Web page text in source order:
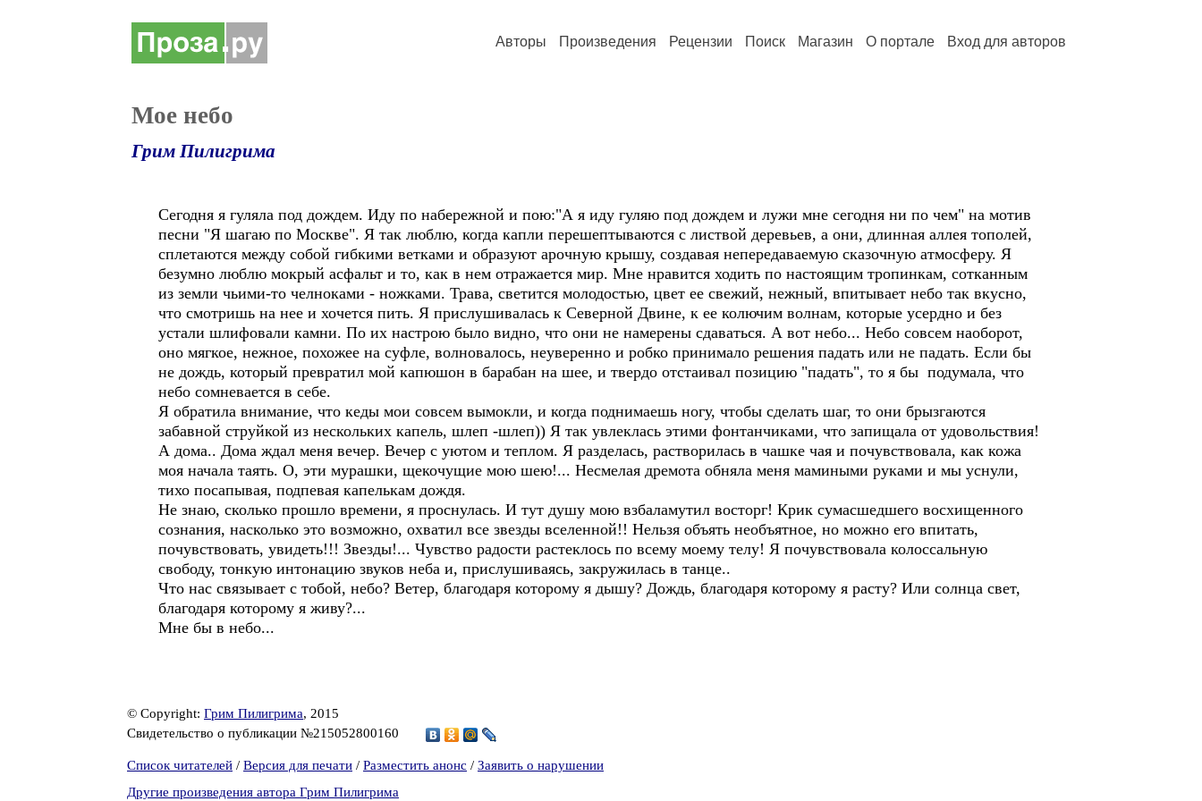
Авторы Произведения Рецензии Поиск Магазин О портале Вход для авторов
Мое небо
Грим Пилигрима
Сегодня я гуляла под дождем. Иду по набережной и пою:"А я иду гуляю под дождем и лужи мне сегодня ни по чем" на мотив
песни "Я шагаю по Москве". Я так люблю, когда капли перешептываются с листвой деревьев, а они, длинная аллея тополей,
сплетаются между собой гибкими ветками и образуют арочную крышу, создавая непередаваемую сказочную атмосферу. Я
безумно люблю мокрый асфальт и то, как в нем отражается мир. Мне нравится ходить по настоящим тропинкам, сотканным
из земли чьими-то челноками - ножками. Трава, светится молодостью, цвет ее свежий, нежный, впитывает небо так вкусно,
что смотришь на нее и хочется пить. Я прислушивалась к Северной Двине, к ее колючим волнам, которые усердно и без
устали шлифовали камни. По их настрою было видно, что они не намерены сдаваться. А вот небо... Небо совсем наоборот,
оно мягкое, нежное, похожее на суфле, волновалось, неуверенно и робко принимало решения падать или не падать. Если бы
не дождь, который превратил мой капюшон в барабан на шее, и твердо отстаивал позицию "падать", то я бы подумала, что
небо сомневается в себе.
Я обратила внимание, что кеды мои совсем вымокли, и когда поднимаешь ногу, чтобы сделать шаг, то они брызгаются
забавной струйкой из нескольких капель, шлеп -шлеп)) Я так увлеклась этими фонтанчиками, что запищала от удовольствия!
А дома.. Дома ждал меня вечер. Вечер с уютом и теплом. Я разделась, растворилась в чашке чая и почувствовала, как кожа
моя начала таять. О, эти мурашки, щекочущие мою шею!... Несмелая дремота обняла меня мамиными руками и мы уснули,
тихо посапывая, подпевая капелькам дождя.
Не знаю, сколько прошло времени, я проснулась. И тут душу мою взбаламутил восторг! Крик сумасшедшего восхищенного
сознания, насколько это возможно, охватил все звезды вселенной!! Нельзя объять необъятное, но можно его впитать,
почувствовать, увидеть!!! Звезды!... Чувство радости растеклось по всему моему телу! Я почувствовала колоссальную
свободу, тонкую интонацию звуков неба и, прислушиваясь, закружилась в танце..
Что нас связывает с тобой, небо? Ветер, благодаря которому я дышу? Дождь, благодаря которому я расту? Или солнца свет,
благодаря которому я живу?...
Мне бы в небо...
© Copyright: Грим Пилигрима, 2015
Свидетельство о публикации №215052800160
Список читателей / Версия для печати / Разместить анонс / Заявить о нарушении
Другие произведения автора Грим Пилигрима